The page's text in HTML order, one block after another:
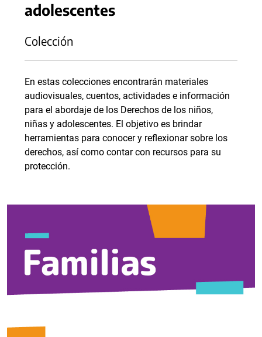
adolescentes
Colección
En estas colecciones encontrarán materiales
audiovisuales, cuentos, actividades e información
para el abordaje de los Derechos de los niños,
niñas y adolescentes. El objetivo es brindar
herramientas para conocer y reflexionar sobre los
derechos, así como contar con recursos para su
protección.